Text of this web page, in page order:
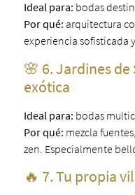
Ideal para: bodas
Por qué: arquitectura
experiencia sofisticada
🌸 6. Jardines
exótica
Ideal para: bodas
Por qué: mezcla
zen. Especialmente
🔥 7. Tu propia